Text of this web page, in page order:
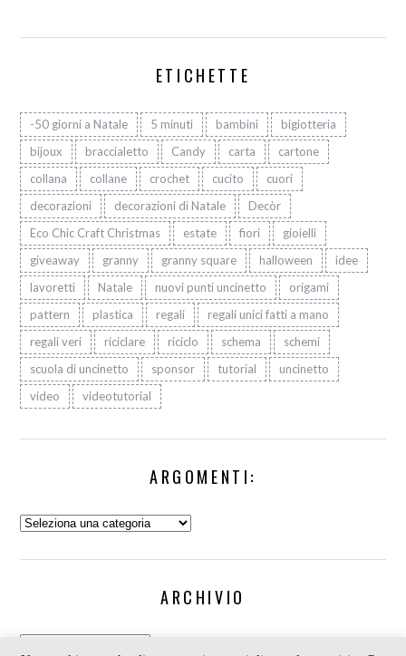
ETICHETTE
-50 giorni a Natale 5 minuti bambini
bigiotteria
bijoux
braccialetto Candy carta
cartone
collana
collane crochet cucito
cuori
decorazioni
decorazioni di Natale
Decòr
Eco Chic Craft Christmas
estate fiori
gioielli
giveaway
granny granny square halloween
idee
lavoretti
Natale nuovi punti uncinetto
origami
pattern
plastica regali
regali unici fatti a mano
regali veri
riciclare riciclo schema
schemi
scuola di uncinetto
sponsor tutorial
uncinetto
video
videotutorial
ARGOMENTI:
Argomenti:
ARCHIVIO
Archivio